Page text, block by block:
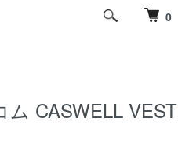
0
ム CASWELL VEST